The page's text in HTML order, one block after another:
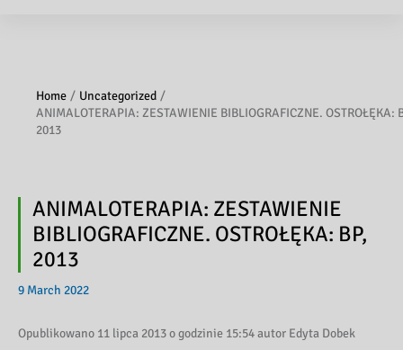
Home
Uncategorized
ANIMALOTERAPIA: ZESTAWIENIE BIBLIOGRAFICZNE. OSTROŁĘKA:
2013
ANIMALOTERAPIA: ZESTAWIENIE
BIBLIOGRAFICZNE. OSTROŁĘKA: BP,
2013
9 March 2022
Opublikowano 11 lipca 2013 o godzinie 15:54 autor Edyta Dobek